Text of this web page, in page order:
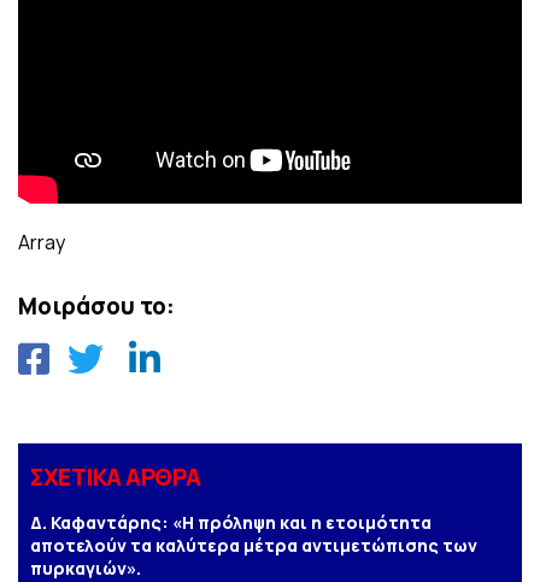
Array
Μοιράσου το:
ΣΧΕΤΙΚΑ ΑΡΘΡΑ
Δ. Καφαντάρης: «Η πρόληψη και η ετοιμότητα
αποτελούν τα καλύτερα μέτρα αντιμετώπισης των
πυρκαγιών».